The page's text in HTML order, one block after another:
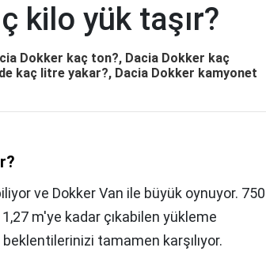
kilo yük taşır?
Dokker kaç ton?, Dacia Dokker kaç
kaç litre yakar?, Dacia Dokker kamyonet
ve Dokker Van ile büyük oynuyor. 750
m'ye kadar çıkabilen yükleme
tamamen karşılıyor.